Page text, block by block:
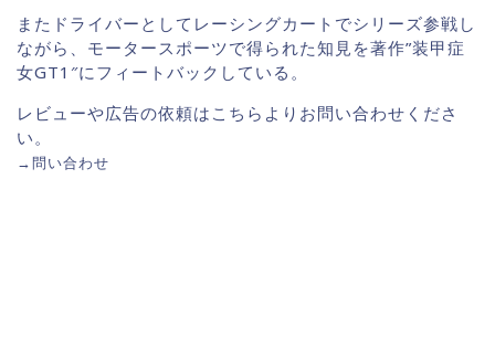
またドライバーとしてレーシングカートでシリーズ参戦し
ながら、モータースポーツで得られた知見を著作”装甲症
女GT1″にフィートバックしている。
レビューや広告の依頼はこちらよりお問い合わせくださ
い。
→問い合わせ